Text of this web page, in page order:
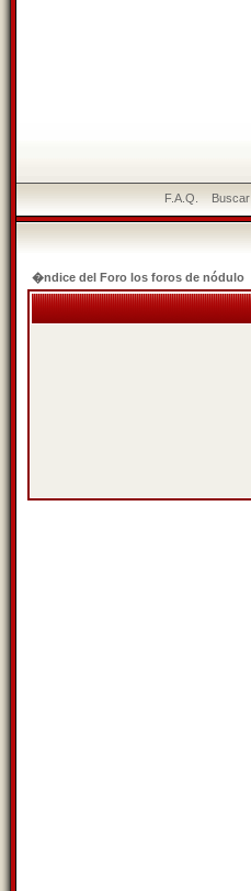
F.A.Q. Buscar
�ndice del Foro los foros de nódulo